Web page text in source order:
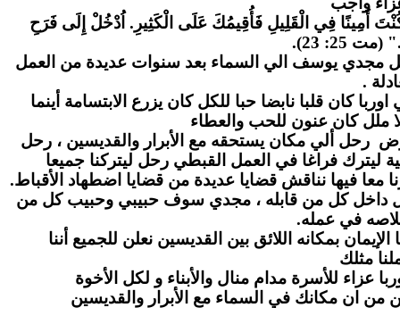
أَمِينًا فِي الْقَلِيلِ فَأُقِيمُكَ عَلَى الْكَثِيرِ. اُدْخُلْ إِلَى فَرَحِ
25: 23).
مجدي يوسف الي السماء بعد سنوات عديدة من العمل
.
كان قلبا نابضا حبا للكل كان يزرع الابتسامة أينما
ملل كان عنون للحب والعطاء
رحل ألي مكان يستحقه مع الأبرار والقديسين ، رحل
ليترك فراغا في العمل القبطي رحل ليتركنا جميعا
فيها نناقش قضايا عديدة من قضايا اضطهاد الأقباط.
داخل كل من قابله ، مجدي سوف حبيبي وحبيب كل من
في عمله.
بمكانه اللائق بين القديسين نعلن للجميع أننا
مثلك
عزاء للأسرة مدام منال والأبناء و لكل الأخوة
من ان مكانك في السماء مع الأبرار والقديسين